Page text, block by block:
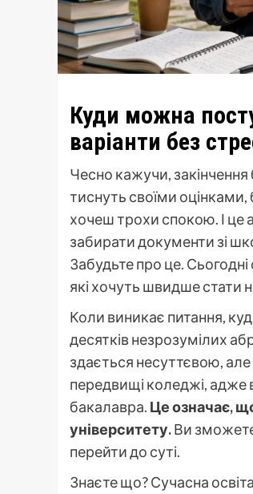
Куди можна
варіанти без
Чесно кажучи,
тиснуть своїми
хочеш трохи спокою. І це
забирати документи зі
Забудьте про це.
які хочуть швидше стати
Коли виникає питання,
десятків незрозумілих
здається несуттєвою,
передвищі коледжі,
бакалавра. Це означає,
університету.Ви
перейти до суті.
Знаєте що? Сучасна